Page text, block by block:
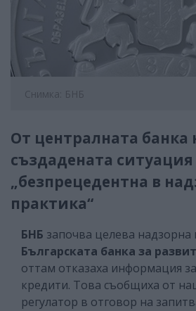
Снимка: БНБ
От централната банка
създадената ситуация
„безпрецедентна в
практика“
БНБ започва целева надзорна
Българската банка за
оттам отказаха информация
кредити. Това съобщиха от
регулатор в отговор на